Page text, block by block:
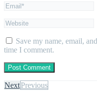
Save my name, email,
time I comment.
NextPrevious